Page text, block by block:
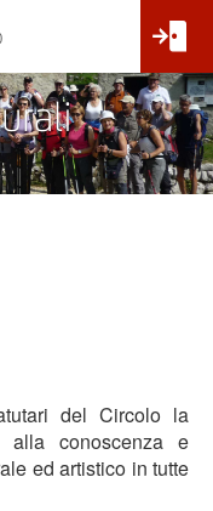
del Circolo la
alla conoscenza e
ed artistico in tutte